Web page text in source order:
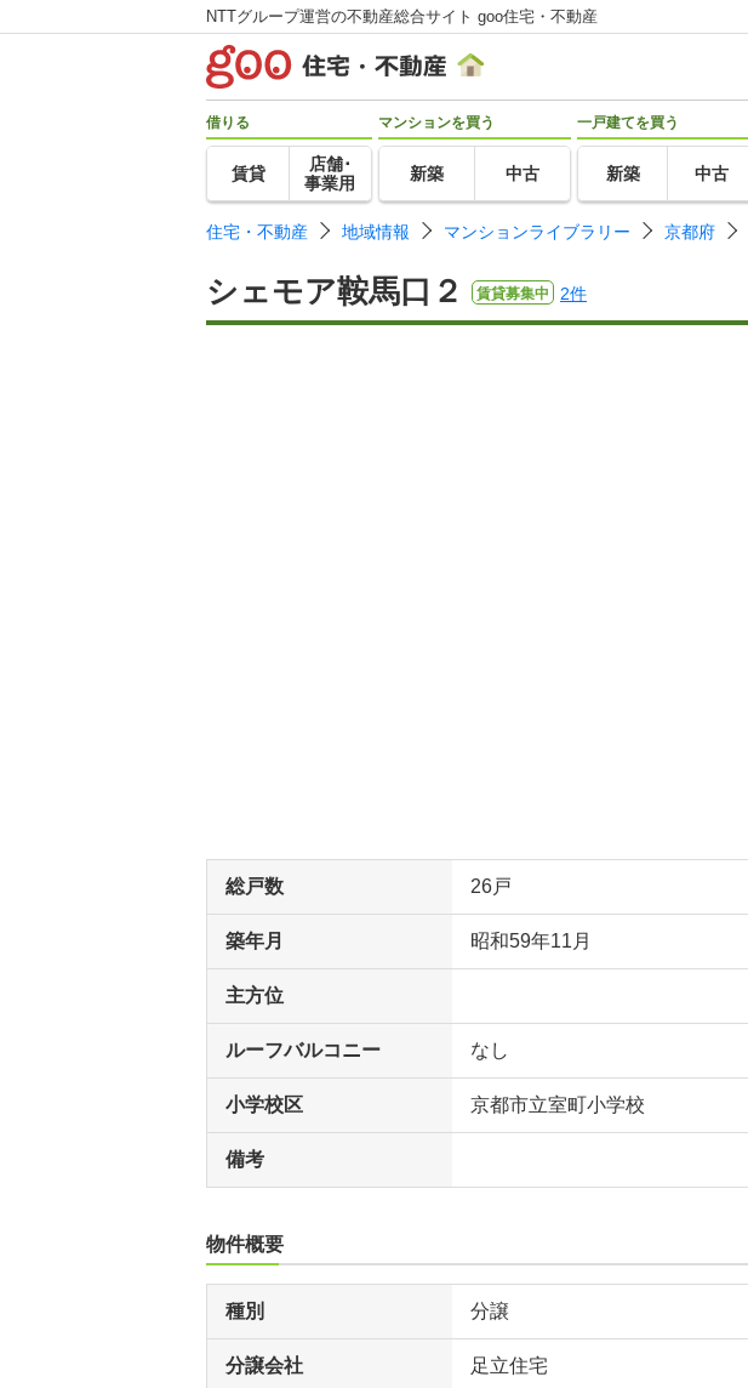
NTTグループ運営の不動産総合サイト goo住宅・不動産
借りる
賃貸
店舗･
事業用
マンションを買う
新築 中古
一戸建てを買う
新築 中古
住宅・不動産 地域情報 マンションライブラリー 京都府
シェモア鞍馬口２ 賃貸募集中 2件
総戸数 26戸
築年月 昭和59年11月
主方位
ルーフバルコニー なし
小学校区 京都市立室町小学校
備考
物件概要
種別 分譲
分譲会社 足立住宅